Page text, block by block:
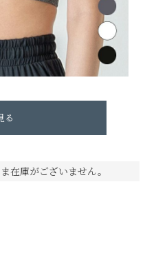
る
在庫がございません。